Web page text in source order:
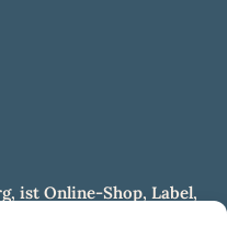
ist Online-Shop, Label,